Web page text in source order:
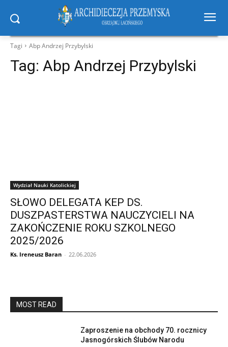
Tagi Abp Andrzej Przybylski
Tag: Abp Andrzej Przybylski
Wydział Nauki Katolickiej
SŁOWO DELEGATA KEP DS.
DUSZPASTERSTWA NAUCZYCIELI NA
ZAKOŃCZENIE ROKU SZKOLNEGO
2025/2026
Ks. Ireneusz Baran - 22.06.2026
MOST READ
Zaproszenie na obchody 70. rocznicy
Jasnogórskich Ślubów Narodu